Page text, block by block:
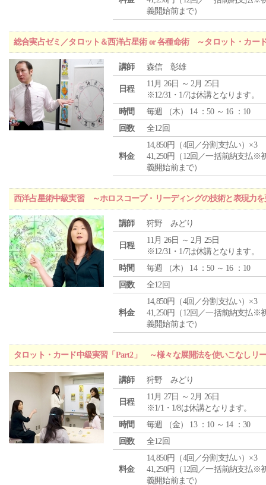
義開始前まで）
総合実占ゼミ／タロット＆西洋占星術 or 各種命術 ～タロット・カー
講師 森信 彰雄
日程
11月 26日 ～ 2月 25日
※12/31・1/7は休講となります。
時間
毎週 （木） 14 ：50 ～ 16 ：10
回数
全12回
料金
14,850円（4回／分割支払い）×3
41,250円（12回／一括前納支払※
義開始前まで）
西洋占星術中級実習 ～ホロスコープ・リーディングの技術と表現力
講師 狩野 みどり
日程
11月 26日 ～ 2月 25日
※12/31・1/7は休講となります。
時間
毎週 （木） 14 ：50 ～ 16 ：10
回数
全12回
料金
14,850円（4回／分割支払い）×3
41,250円（12回／一括前納支払※
義開始前まで）
タロット・カード中級実習「Part2」 ～様々な展開法を使いこなしリ
講師 狩野 みどり
日程
11月 27日 ～ 2月 26日
※1/1・1/8は休講となります。
時間
毎週 （金） 13 ：10 ～ 14 ：30
回数
全12回
料金
14,850円（4回／分割支払い）×3
41,250円（12回／一括前納支払※
義開始前まで）